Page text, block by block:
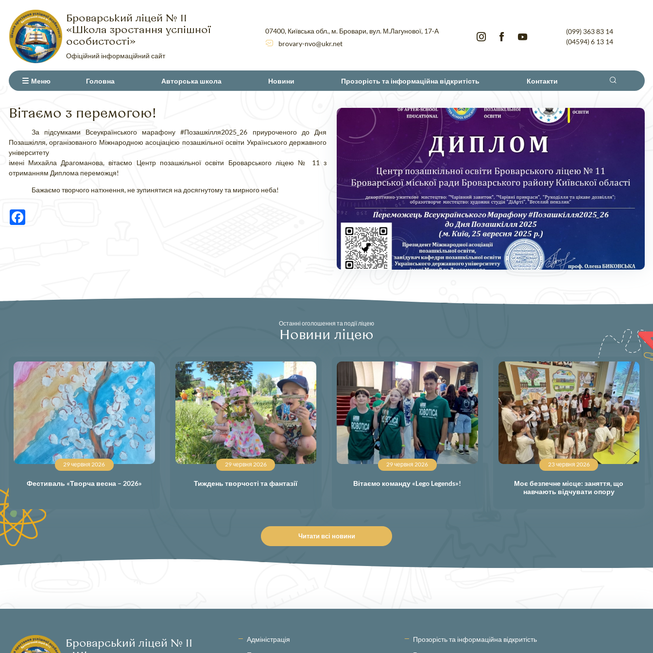
Броварський ліцей № 11
«Школа зростання успішної
особистості»
Офіційний інформаційний сайт
07400, Київська обл., м. Бровари, вул. М.Лагунової, 17-А
brovary-nvo@ukr.net
(099) 363 83 14
(04594) 6 13 14
Меню Головна Авторська школа Новини Прозорість та інформаційна відкритість Контакти
Вітаємо з перемогою!
За підсумками Всеукраїнського марафону #Позашкілля2025_26 приуроченого до Дня
Позашкілля, організованого Міжнародною асоціацією позашкільної освіти Українського державного
університету
імені Михайла Драгоманова, вітаємо Центр позашкільної освіти Броварського ліцею № 11 з
отриманням Диплома переможця!
Бажаємо творчого натхнення, не зупинятися на досягнутому та мирного неба!
Facebook
Останні оголошення та події ліцею
Новини ліцею
29 червня 2026
Фестиваль «Творча весна – 2026»
29 червня 2026
Тиждень творчості та фантазії
29 червня 2026
Вітаємо команду «Lego Legends»!
23 червня 2026
Моє безпечне місце: заняття, що
навчають відчувати опору
Читати всі новини
Броварський ліцей № 11
Адміністрація
Прозорість та інформаційна відкритість